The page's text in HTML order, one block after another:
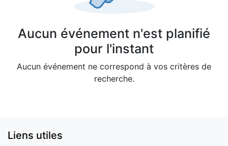
Aucun événement n'est planifié
pour l'instant
Aucun événement ne correspond à vos critères de
recherche.
Liens utiles